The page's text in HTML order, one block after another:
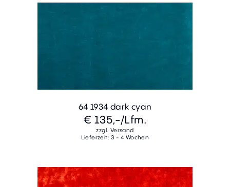
64 1934 dark cyan
€ 135,-/Lfm.
zzgl. Versand
Lieferzeit: 3 - 4 Wochen